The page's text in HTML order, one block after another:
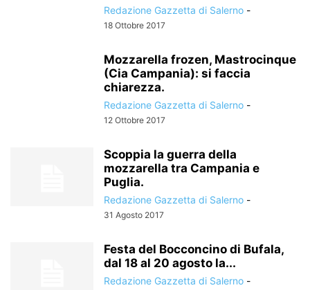
Redazione Gazzetta di Salerno -
18 Ottobre 2017
Mozzarella frozen, Mastrocinque
(Cia Campania): si faccia
chiarezza.
Redazione Gazzetta di Salerno -
12 Ottobre 2017
Scoppia la guerra della
mozzarella tra Campania e
Puglia.
Redazione Gazzetta di Salerno -
31 Agosto 2017
Festa del Bocconcino di Bufala,
dal 18 al 20 agosto la...
Redazione Gazzetta di Salerno -